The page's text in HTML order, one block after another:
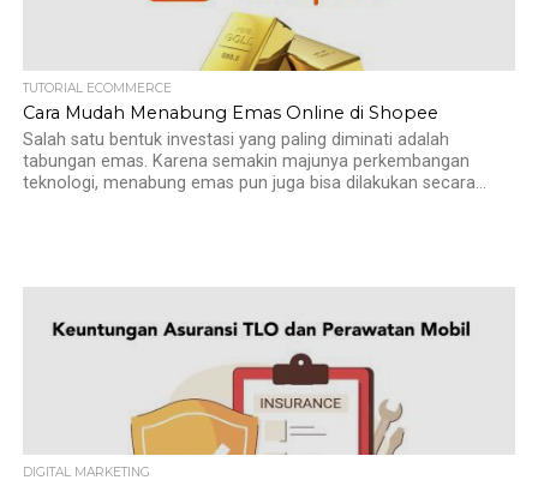
TUTORIAL ECOMMERCE
Cara Mudah Menabung Emas Online di Shopee
Salah satu bentuk investasi yang paling diminati adalah
tabungan emas. Karena semakin majunya perkembangan
teknologi, menabung emas pun juga bisa dilakukan secara...
DIGITAL MARKETING